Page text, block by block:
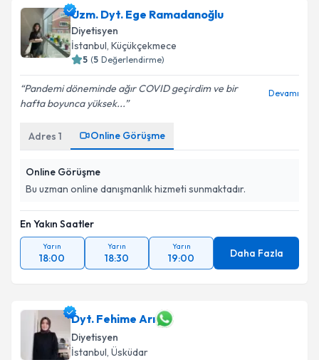
Uzm. Dyt. Ege Ramadanoğlu
Diyetisyen
İstanbul, Küçükçekmece
5 (5 Değerlendirme)
Pandemi döneminde ağır COVID geçirdim ve bir
hafta boyunca yüksek...
Devamı
Adres 1 Online Görüşme
Online Görüşme
Bu uzman online danışmanlık hizmeti sunmaktadır.
En Yakın Saatler
Yarın
18:00
Yarın
18:30
Yarın
19:00 Daha Fazla
Dyt. Fehime Arı
Diyetisyen
İstanbul, Üsküdar